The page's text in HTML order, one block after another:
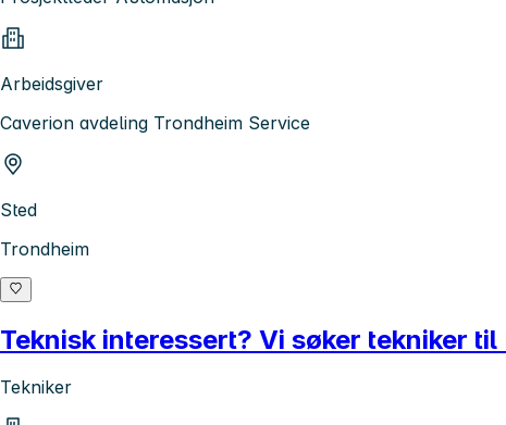
Arbeidsgiver
Caverion avdeling Trondheim Service
Sted
Trondheim
Teknisk interessert? Vi søker tekniker
Tekniker